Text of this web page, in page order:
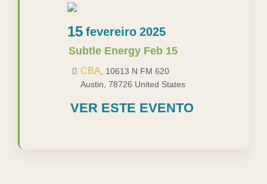
15 fevereiro 2025
Subtle Energy Feb 15
CBA
10613 N FM 620
Austin 78726 United States
VER ESTE EVENTO